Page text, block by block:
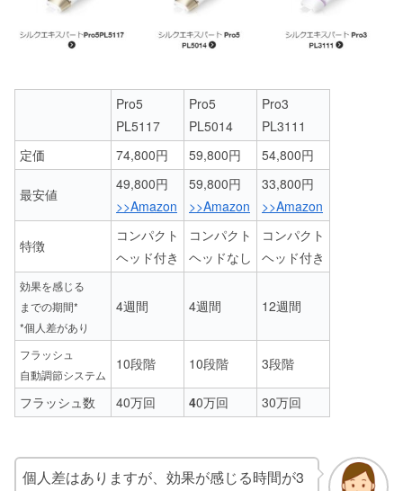
Pro5
PL5117
Pro5
PL5014
Pro3
PL3111
定価
74,800円 59,800円 54,800円
最安値
49,800円
>>Amazon
59,800円
>>Amazon
33,800円
>>Amazon
特徴
コンパクト
ヘッド付き
コンパクト
ヘッドなし
コンパクト
ヘッド付き
効果を感じる
までの期間*
*個人差があり
4週間 4週間 12週間
フラッシュ
自動調節システム
10段階 10段階 3段階
フラッシュ数 40万回 40万回 30万回
個人差はありますが、効果が感じる時間が3